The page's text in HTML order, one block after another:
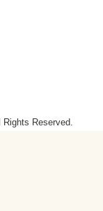
Reserved.